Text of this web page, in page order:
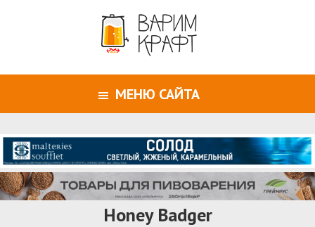
МЕНЮ САЙТА
Honey Badger